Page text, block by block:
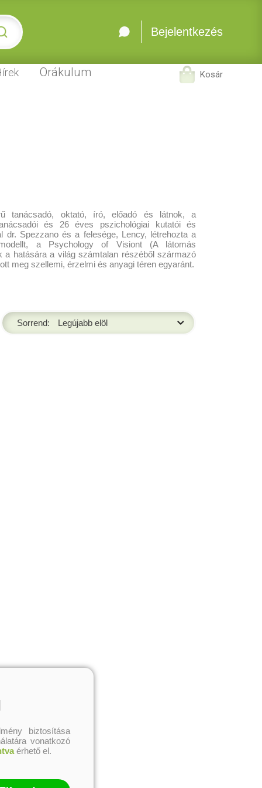
Bejelentkezés
tanácsadó, oktató, író, előadó és látnok, a
és 26 éves pszichológiai kutatói és
dr. Spezzano és a felesége, Lency, létrehozta a
a Psychology of Visiont (A látomás
a hatására a világ számtalan részéből származó
meg szellemi, érzelmi és anyagi téren egyaránt.
Sorrend:
biztosítása
vonatkozó
érhető el.